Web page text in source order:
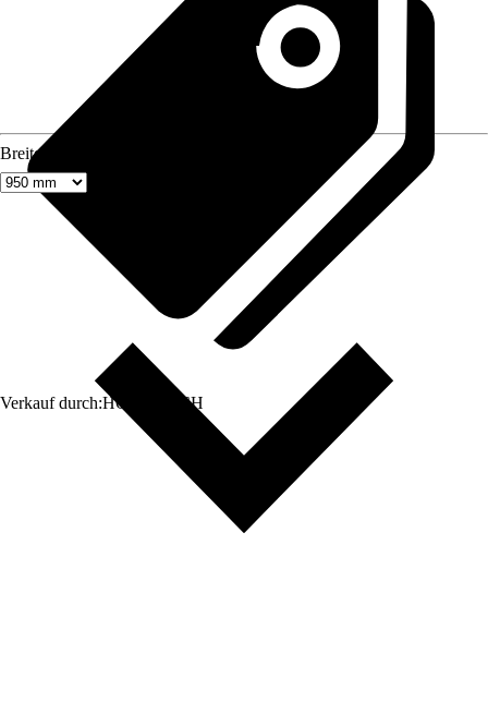
Verkauf durch:HORNBACH
Breite